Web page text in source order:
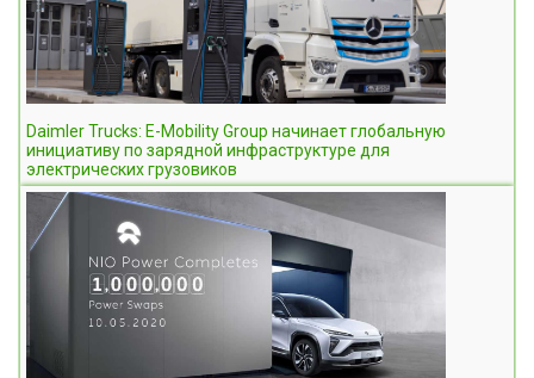
Daimler Trucks: E-Mobility Group начинает глобальную
инициативу по зарядной инфраструктуре для
электрических грузовиков